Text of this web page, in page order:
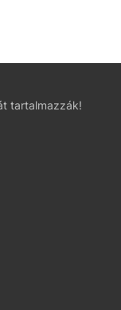
tartalmazzák!